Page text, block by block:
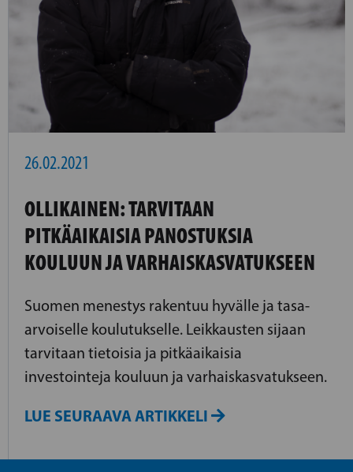
26.02.2021
OLLIKAINEN: TARVITAAN
PITKÄAIKAISIA PANOSTUKSIA
KOULUUN JA VARHAISKASVATUKSEEN
Suomen menestys rakentuu hyvälle ja tasa-
arvoiselle koulutukselle. Leikkausten sijaan
tarvitaan tietoisia ja pitkäaikaisia ​​
investointeja kouluun ja varhaiskasvatukseen.
LUE SEURAAVA ARTIKKELI